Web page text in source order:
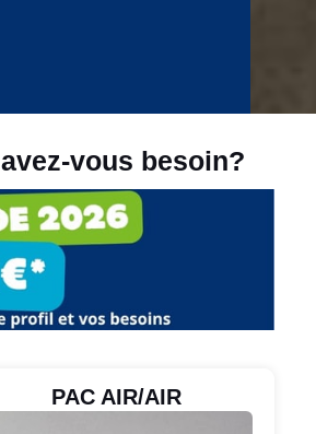
vous besoin?
PAC AIR/AIR